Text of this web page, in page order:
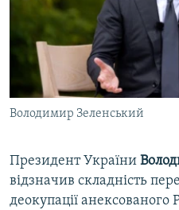
ВІДЕОУРОКИ «ELIFBE»
СВІДЧЕННЯ ОКУПАЦІЇ
УКРАЇНСЬКА ПРОБЛЕМА КРИМУ
ІНФОГРАФІКА
Русский
Qırımtatar
ДОЛУЧАЙСЯ!
Усі сайти RFE/RL
Володимир Зеленський
Президент України
відзначив складність
деокупації